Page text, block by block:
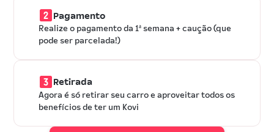
Pagamento
Realize o pagamento da 1ª semana + caução (que
pode ser parcelada!)
Retirada
Agora é só retirar seu carro e aproveitar todos os
benefícios de ter um Kovi